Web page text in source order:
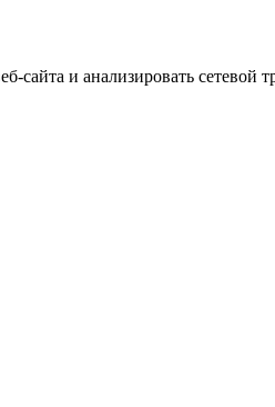
сайта и анализировать сетевой